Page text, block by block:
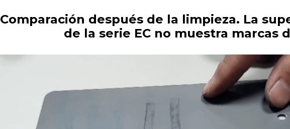
Comparación después de la limpieza. La
de la serie EC no muestra marcas